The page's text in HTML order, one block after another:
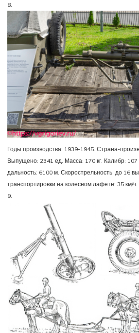
8.
Годы производства: 1939-1945. Страна-
Выпущено: 2341 ед. Масса: 170 кг. Калибр:
дальность: 6100 м. Скорострельность: до 16
транспортировки на колесном лафете: 35 км/ч.
9.